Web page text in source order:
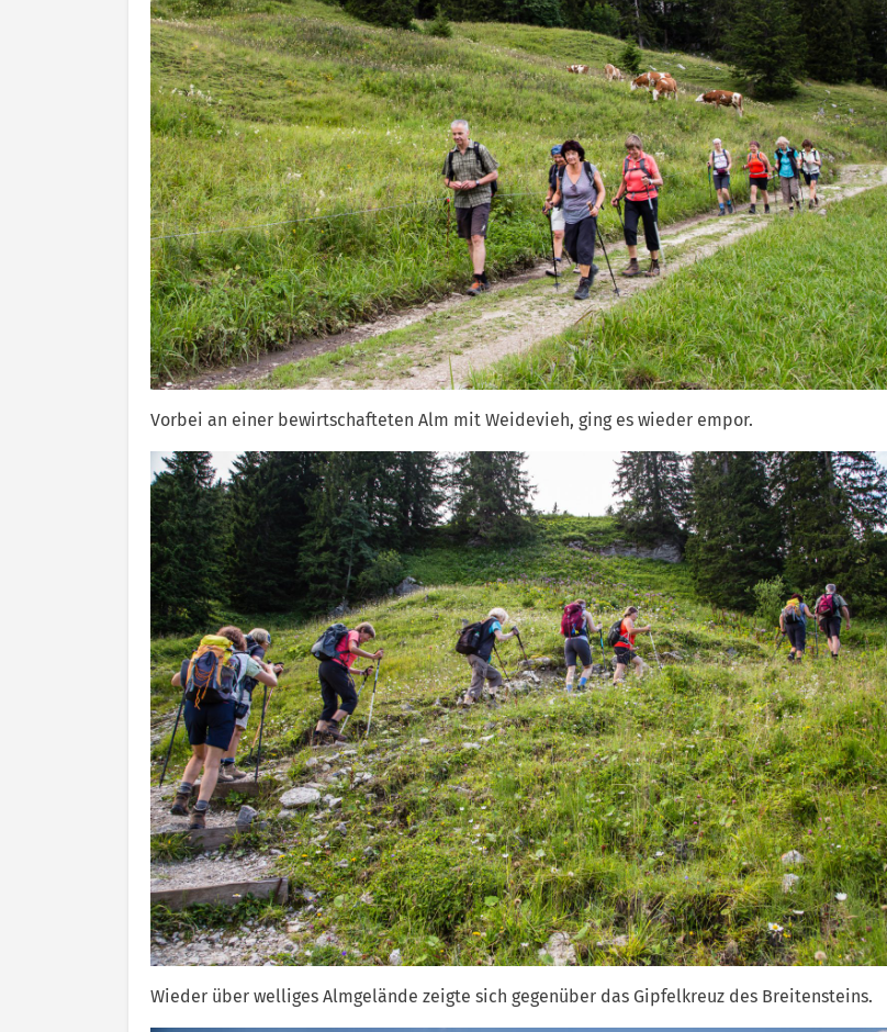
Vorbei an einer bewirtschafteten Alm mit Weidevieh, ging es wieder empor.
Wieder über welliges Almgelände zeigte sich gegenüber das Gipfelkreuz des Breitensteins.